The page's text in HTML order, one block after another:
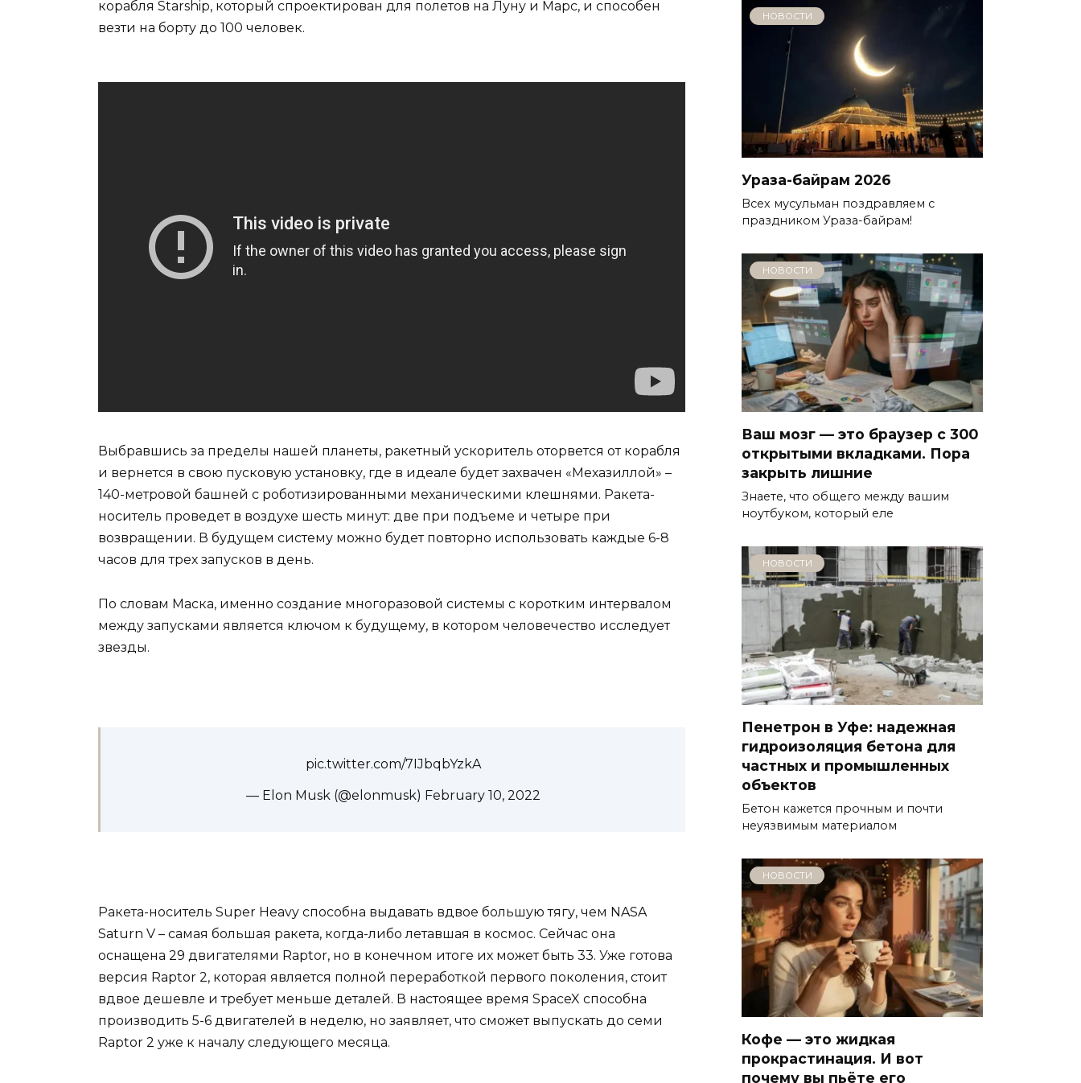
корабля Starship, который спроектирован для полетов на Луну и Марс, и способен
везти на борту до 100 человек.
Выбравшись за пределы нашей планеты, ракетный ускоритель оторвется от корабля
и вернется в свою пусковую установку, где в идеале будет захвачен «Мехазиллой» –
140-метровой башней с роботизированными механическими клешнями. Ракета-
носитель проведет в воздухе шесть минут: две при подъеме и четыре при
возвращении. В будущем систему можно будет повторно использовать каждые 6-8
часов для трех запусков в день.
По словам Маска, именно создание многоразовой системы с коротким интервалом
между запусками является ключом к будущему, в котором человечество исследует
звезды.
pic.twitter.com/7IJbqbYzkA
— Elon Musk (@elonmusk) February 10, 2022
Ракета-носитель Super Heavy способна выдавать вдвое большую тягу, чем NASA
Saturn V – самая большая ракета, когда-либо летавшая в космос. Сейчас она
оснащена 29 двигателями Raptor, но в конечном итоге их может быть 33. Уже готова
версия Raptor 2, которая является полной переработкой первого поколения, стоит
вдвое дешевле и требует меньше деталей. В настоящее время SpaceX способна
производить 5-6 двигателей в неделю, но заявляет, что сможет выпускать до семи
Raptor 2 уже к началу следующего месяца.
НОВОСТИ
Ураза-байрам 2026
Всех мусульман поздравляем с
праздником Ураза-байрам!
НОВОСТИ
Ваш мозг — это браузер с 300
открытыми вкладками. Пора
закрыть лишние
Знаете, что общего между вашим
ноутбуком, который еле
НОВОСТИ
Пенетрон в Уфе: надежная
гидроизоляция бетона для
частных и промышленных
объектов
Бетон кажется прочным и почти
неуязвимым материалом
НОВОСТИ
Кофе — это жидкая
прокрастинация. И вот
почему вы пьёте его